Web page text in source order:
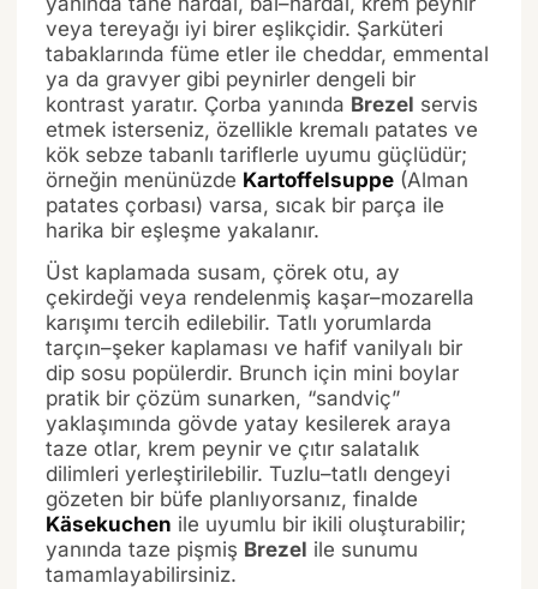
veya tereyağı iyi birer eşlikçidir. Şarküteri
tabaklarında füme etler ile cheddar, emmental
ya da gravyer gibi peynirler dengeli bir
kontrast yaratır. Çorba yanında Brezel servis
etmek isterseniz, özellikle kremalı patates ve
kök sebze tabanlı tariflerle uyumu güçlüdür;
örneğin menünüzde Kartoffelsuppe (Alman
patates çorbası) varsa, sıcak bir parça ile
harika bir eşleşme yakalanır.
Üst kaplamada susam, çörek otu, ay
çekirdeği veya rendelenmiş kaşar–mozarella
karışımı tercih edilebilir. Tatlı yorumlarda
tarçın–şeker kaplaması ve hafif vanilyalı bir
dip sosu popülerdir. Brunch için mini boylar
pratik bir çözüm sunarken, “sandviç”
yaklaşımında gövde yatay kesilerek araya
taze otlar, krem peynir ve çıtır salatalık
dilimleri yerleştirilebilir. Tuzlu–tatlı dengeyi
gözeten bir büfe planlıyorsanız, finalde
Käsekuchen ile uyumlu bir ikili oluşturabilir;
yanında taze pişmiş Brezel ile sunumu
tamamlayabilirsiniz.